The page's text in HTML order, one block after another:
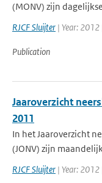
(MONV) zijn
RJCF Sluijter | Year: 2012
Publication
Jaaroverzicht
2011
In het Jaaroverzicht
(JONV) zijn
RJCF Sluijter | Year: 2012